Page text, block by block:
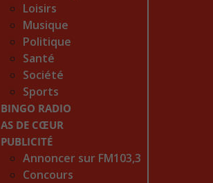
Loisirs
Musique
Politique
Santé
Société
Sports
BINGO RADIO
AS DE CŒUR
PUBLICITÉ
Annoncer sur FM103,3
Concours